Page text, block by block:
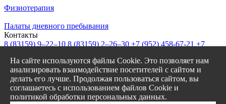
Физиотерапия
Палаты дневного пребывания
Контакты
8 (83159) 9–22–10 8 (83159) 2–26–30 +7 (952) 458-67-21 +7
info@garantiya-bor.ru
Режим работы
Пн–Пт с 7:30 до 20:00
Cб-Вс с 8:00 до 17:00
Заказать звонок
На сайте используются файлы Cookie. Это позволяет нам
анализировать взаимодействие посетителей с сайтом и
делать его лучше. Продолжая пользоваться сайтом, вы
соглашаетесь с использованием файлов Cookie и
политикой обработки персональных данных.